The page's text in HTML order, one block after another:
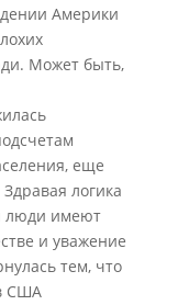
Америки
Может быть,
еще
логика
люди имеют
и уважение
тем, что
США